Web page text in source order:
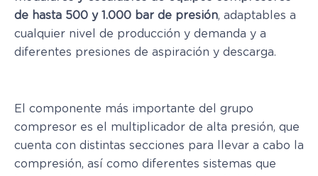
de hasta 500 y 1.000 bar de presión, adaptables a
cualquier nivel de producción y demanda y a
diferentes presiones de aspiración y descarga.
El componente más importante del grupo
compresor es el multiplicador de alta presión, que
cuenta con distintas secciones para llevar a cabo la
compresión, así como diferentes sistemas que